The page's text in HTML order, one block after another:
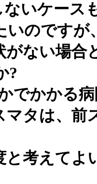
ないケース
いのですが
ない場合
?
でかかる
マタは、前
考えてよ